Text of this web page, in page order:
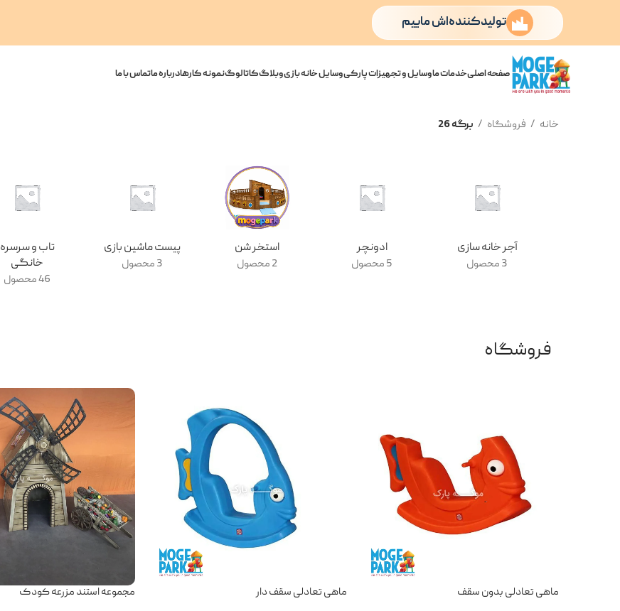
تولیدکننده‌اش ماییم
صفحه اصلیخدمات ماوسایل و تجهیزات پارکیوسایل خانه بازیوبلاگکاتالوگنمونه کارهادرباره ماتماس با ما
خانه فروشگاه برگه 26
آجر خانه سازی
3 محصول
ادونچر
5 محصول
استخر شن
2 محصول
پیست ماشین بازی
3 محصول
تاب و سرسره
خانگی
46 محصول
فروشگاه
ماهی تعادلی بدون سقف ماهی تعادلی سقف دار مجموعه استند مزرعه کودک